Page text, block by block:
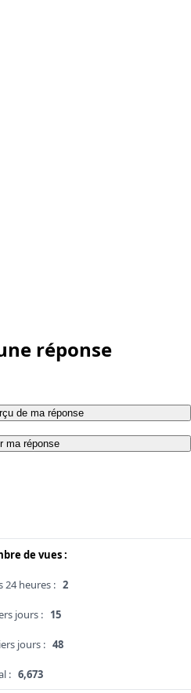
réponse
de ma réponse
ma réponse
de vues :
24 heures : 2
jours : 15
jours : 48
: 6,673